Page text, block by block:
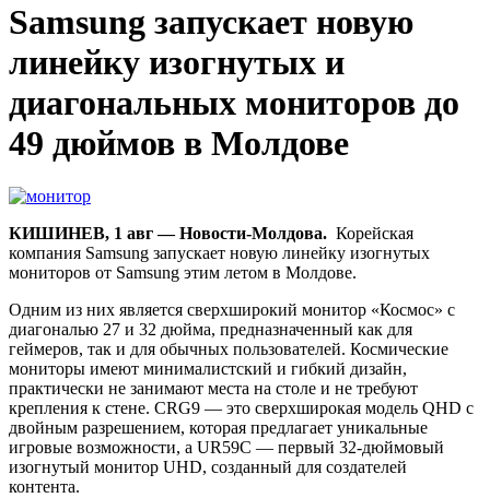
Samsung запускает новую
линейку изогнутых и
диагональных мониторов до
49 дюймов в Молдове
КИШИНЕВ, 1 авг — Новости-Молдова. Корейская
компания Samsung запускает новую линейку изогнутых
мониторов от Samsung этим летом в Молдове.
Одним из них является сверхширокий монитор «Космос» с
диагональю 27 и 32 дюйма, предназначенный как для
геймеров, так и для обычных пользователей. Космические
мониторы имеют минималистский и гибкий дизайн,
практически не занимают места на столе и не требуют
крепления к стене. CRG9 — это сверхширокая модель QHD с
двойным разрешением, которая предлагает уникальные
игровые возможности, а UR59C — первый 32-дюймовый
изогнутый монитор UHD, созданный для создателей
контента.